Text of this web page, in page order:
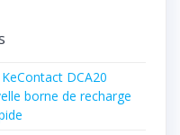
DCA20
borne de recharge